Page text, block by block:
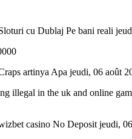
jeudi, 06 août
illegal in the uk and online
jeudi,